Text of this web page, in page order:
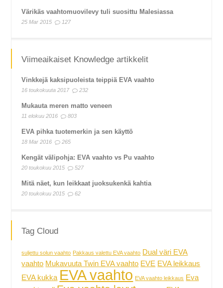
Värikäs vaahtomuovilevy tuli suosittu Malesiassa
25 Mar 2015 127
Viimeaikaiset Knowledge artikkelit
Vinkkejä kaksipuoleista teippiä EVA vaahto
16 toukokuuta 2017 232
Mukauta meren matto veneen
11 elokuu 2016 803
EVA pihka tuotemerkin ja sen käyttö
18 Mar 2016 265
Kengät välipohja: EVA vaahto vs Pu vaahto
20 toukokuu 2015 527
Mitä näet, kun leikkaat juoksukenkä kahtia
20 toukokuu 2015 62
Tag Cloud
suljettu solun vaahto Pakkaus valettu EVA vaahto Dual väri EVA
vaahto Mukavuuta Twin EVA vaahto EVE EVA leikkaus
EVA kukka EVA vaahto EVA vaahto leikkaus Eva